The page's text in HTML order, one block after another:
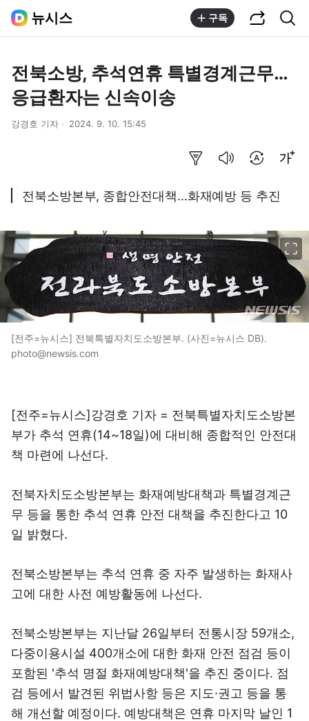
뉴시스 구독
전북소방, 추석연휴 특별경계근무…
응급환자는 신속이송
강경호 기자 2024. 9. 10. 15:45
전북소방본부, 종합안전대책…화재예방 등 추진
[전주=뉴시스] 전북특별자치도소방본부. (사진=뉴시스 DB).
photo@newsis.com
[전주=뉴시스]강경호 기자 = 전북특별자치도소방본
부가 추석 연휴(14~18일)에 대비해 종합적인 안전대
책 마련에 나선다.
전북자치도소방본부는 화재예방대책과 특별경계근
무 등을 통한 추석 연휴 안전 대책을 추진한다고 10
일 밝혔다.
전북소방본부는 추석 연휴 중 자주 발생하는 화재사
고에 대한 사전 예방활동에 나선다.
전북소방본부는 지난달 26일부터 전통시장 59개소,
다중이용시설 400개소에 대한 화재 안전 점검 등이
포함된 '추석 명절 화재예방대책'을 추진 중이다. 점
검 등에서 발견된 위법사항 등은 지도·권고 등을 통
해 개선할 예정이다. 예방대책은 연휴 마지막 날인 1